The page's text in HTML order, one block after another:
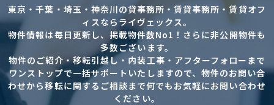
東京・千葉・埼玉・神奈川の貸事務所・賃貸事務所・賃貸オフ
ィスならライヴェックス。
物件情報は毎日更新し、掲載物件数No1！さらに非公開物件も
多数ございます。
物件のご紹介・移転引越し・内装工事・アフターフォローまで
ワンストップで一括サポートいたしますので、物件のお問い合
わせから移転に関するご相談まで何でもお気軽にお問い合わせ
ください。